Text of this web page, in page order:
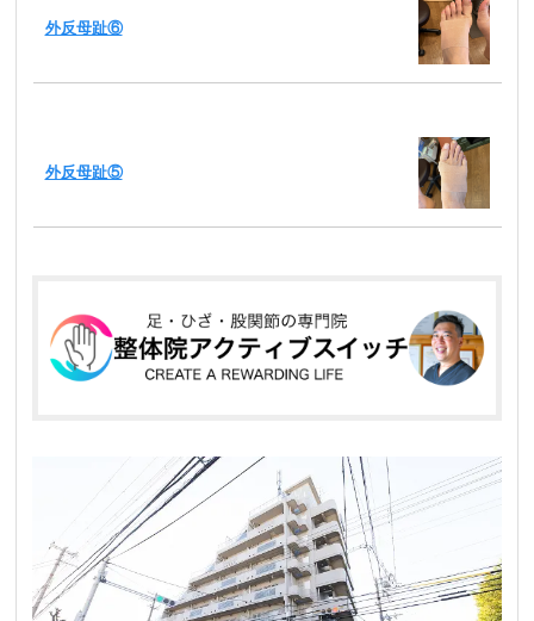
外反母趾⑥
外反母趾⑤